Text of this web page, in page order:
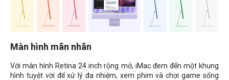
Màn hình mãn nhãn
Với màn hình Retina 24 inch rộng mở, iMac đem đến một khung
hình tuyệt vời để xử lý đa nhiệm, xem phim và chơi game sống